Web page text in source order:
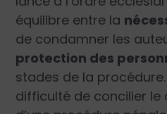
équilibre entre la
de condamner les
protection des
stades de la
difficulté de concilier